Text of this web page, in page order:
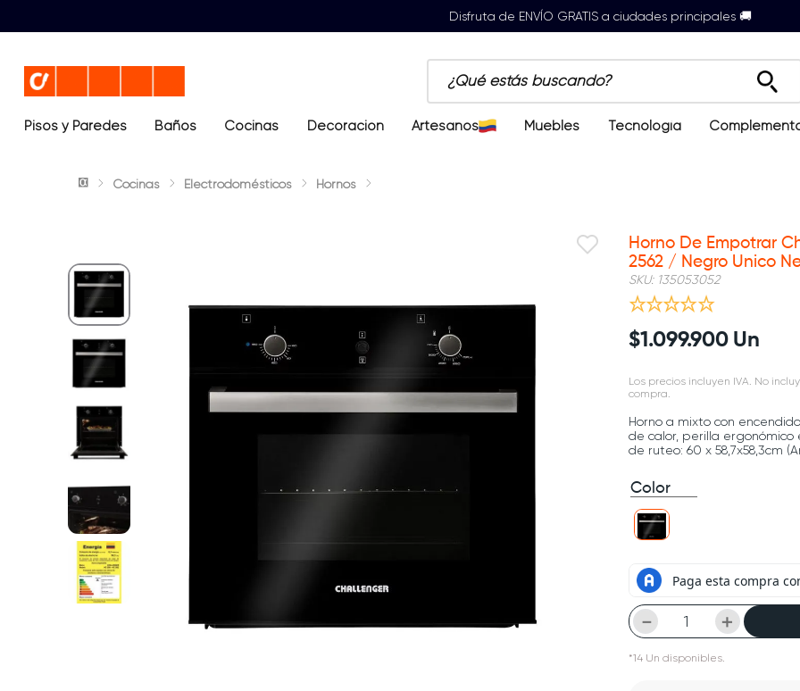
Disfruta de ENVÍO GRATIS a ciudades principales 🚚
¿Qué estás buscando?
Términos más buscados
2. sanitario
Pisos y Paredes Baños Cocinas Decoración Artesanos Muebles Tecnología
Cocinas Electrodomésticos Hornos
Horno De Empotrar
2562 / Negro Unico
SKU: 135053052
$1 .099.900 Un
Los precios incluyen IVA. No
compra.
Horno a mixto con
de calor, perilla ergonómico
de ruteo: 60 x 58,7x58,3cm
Color
＋
－
*14 Un disponibles.